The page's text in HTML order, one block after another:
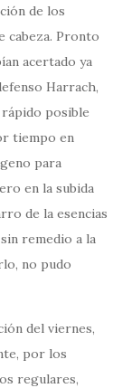
de los
cabeza. Pronto
acertado ya
Harrach,
posible
tiempo en
para
en la subida
de la esencias
remedio a la
no pudo
del viernes,
por los
regulares,